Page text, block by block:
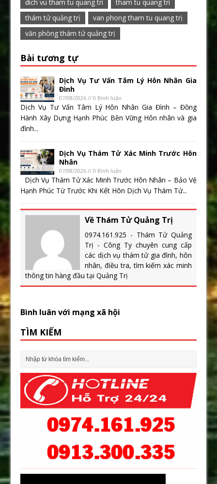
dich vu tham tu quang tri
tham tu quang tri
thám tử quảng trị
van phong tham tu quang trị
văn phòng thám tử quảng trị
Bài tương tự
Dịch Vụ Tư Vấn Tâm Lý Hôn Nhân Gia
Đình
07/08/2026 // 0 Bình luận
Dịch Vụ Tư Vấn Tâm Lý Hôn Nhân Gia Đình – Đồng
Hành Xây Dựng Hạnh Phúc Bền Vững Hôn nhân và gia
đình...
Dịch Vụ Thám Tử Xác Minh Trước Hôn
Nhân
07/08/2026 // 0 Bình luận
Dịch Vụ Thám Tử Xác Minh Trước Hôn Nhân – Bảo Vệ
Hạnh Phúc Từ Trước Khi Kết Hôn Dịch Vụ Thám Tử...
Về Thám Tử Quảng Trị
0974.161.925 - Thám Tử Quảng
Trị - Công Ty chuyên cung cấp
các dịch vụ thám tử gia đình, hôn
nhân, điều tra, tìm kiếm xác minh
thông tin hàng đầu tại Quảng Trị
Bình luân với mạng xã hội
TÌM KIẾM